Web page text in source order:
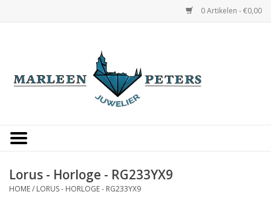
0 Artikelen - €0,00
Occasions
Lorus - Horloge - RG233YX9
HOME/ LORUS - HORLOGE - RG233YX9